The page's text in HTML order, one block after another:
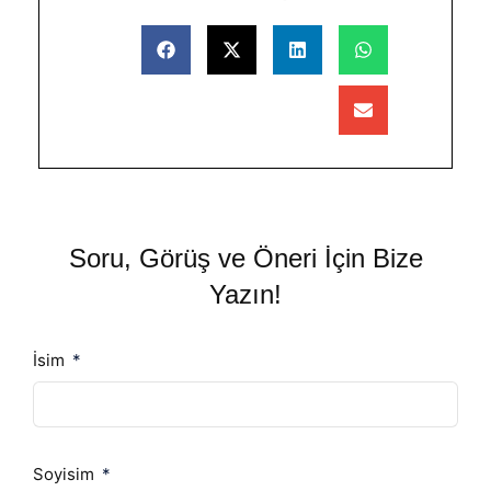
Soru, Görüş ve Öneri İçin Bize
Yazın!
İsim
Soyisim